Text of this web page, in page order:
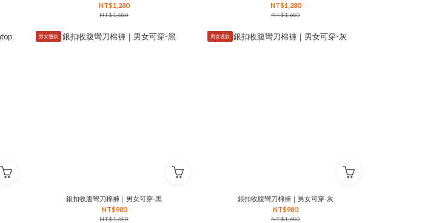
NT$1,280
NT$1,680
NT$1,280
NT$1,680
男女通款
銀扣收腹彎刀棉褲｜男女可穿-黑
NT$980
NT$1,680
男女通款
銀扣收腹彎刀棉褲｜男女可穿-灰
NT$980
NT$1,680